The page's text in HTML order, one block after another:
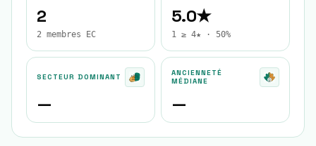
2
2 membres EC
5.0★
1 ≥ 4★ · 50%
SECTEUR DOMINANT
—
ANCIENNETÉ
MÉDIANE
—